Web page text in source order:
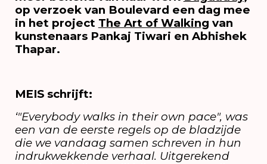
op verzoek van Boulevard een dag mee
in het project The Art of Walking van
kunstenaars Pankaj Tiwari en Abhishek
Thapar.
MEIS schrijft:
‘"Everybody walks in their own pace", was
een van de eerste regels op de bladzijde
die we vandaag samen schreven in hun
indrukwekkende verhaal. Uitgerekend